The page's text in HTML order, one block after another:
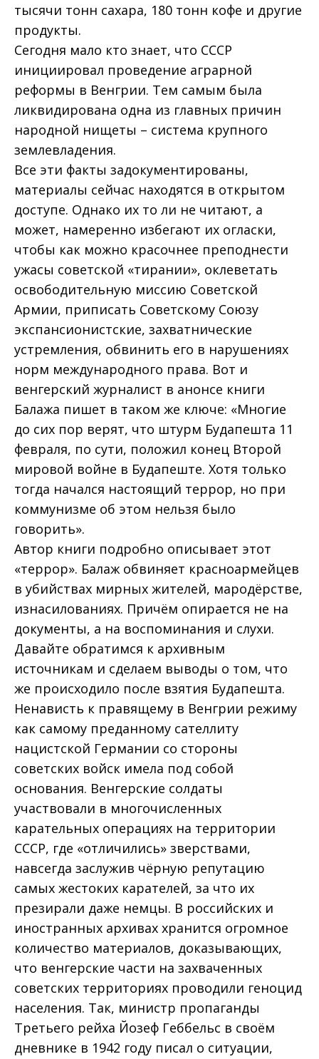
тысячи тонн сахара, 180 тонн кофе и другие
продукты.
Сегодня мало кто знает, что СССР
инициировал проведение аграрной
реформы в Венгрии. Тем самым была
ликвидирована одна из главных причин
народной нищеты – система крупного
землевладения.
Все эти факты задокументированы,
материалы сейчас находятся в открытом
доступе. Однако их то ли не читают, а
может, намеренно избегают их огласки,
чтобы как можно красочнее преподнести
ужасы советской «тирании», оклеветать
освободительную миссию Советской
Армии, приписать Советскому Союзу
экспансионистские, захватнические
устремления, обвинить его в нарушениях
норм международного права. Вот и
венгерский журналист в анонсе книги
Балажа пишет в таком же ключе: «Многие
до сих пор верят, что штурм Будапешта 11
февраля, по сути, положил конец Второй
мировой войне в Будапеште. Хотя только
тогда начался настоящий террор, но при
коммунизме об этом нельзя было
говорить».
Автор книги подробно описывает этот
«террор». Балаж обвиняет красноармейцев
в убийствах мирных жителей, мародёрстве,
изнасилованиях. Причём опирается не на
документы, а на воспоминания и слухи.
Давайте обратимся к архивным
источникам и сделаем выводы о том, что
же происходило после взятия Будапешта.
Ненависть к правящему в Венгрии режиму
как самому преданному сателлиту
нацистской Германии со стороны
советских войск имела под собой
основания. Венгерские солдаты
участвовали в многочисленных
карательных операциях на территории
СССР, где «отличились» зверствами,
навсегда заслужив чёрную репутацию
самых жестоких карателей, за что их
презирали даже немцы. В российских и
иностранных архивах хранится огромное
количество материалов, доказывающих,
что венгерские части на захваченных
советских территориях проводили геноцид
населения. Так, министр пропаганды
Третьего рейха Йозеф Геббельс в своём
дневнике в 1942 году писал о ситуации,